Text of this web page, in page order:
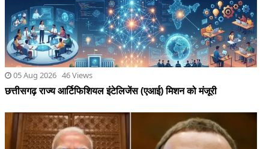
05 Aug 2026 25 Views